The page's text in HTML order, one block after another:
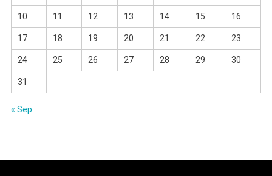
10 11 12 13 14 15 16
17 18 19 20 21 22 23
24 25 26 27 28 29 30
31
« Sep